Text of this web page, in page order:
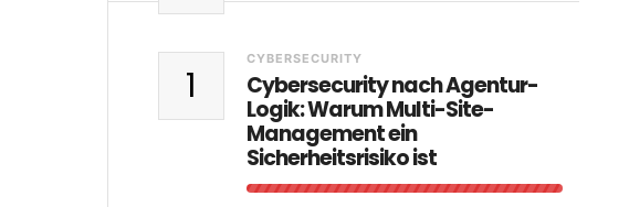
1
CYBERSECURITY
Cybersecurity nach Agentur-
Logik: Warum Multi-Site-
Management ein
Sicherheitsrisiko ist